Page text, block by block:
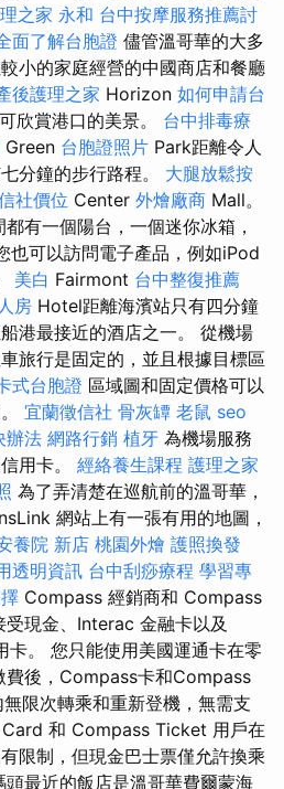
之家 永和 台中按摩服務推薦討
面了解台胞證 儘管溫哥華的大多
小的家庭經營的中國商店和餐廳
後護理之家 Horizo​​n 如何申請台
欣賞港口的美景。 台中排毒療
Green 台胞證照片 Park距離令人
分鐘的步行路程。 大腿放鬆按
社價位 Center 外燴廠商 Mall。
有一個陽台，一個迷你冰箱，
也可以訪問電子產品，例如iPod
美白 Fairmont 台中整復推薦
房 Hotel距離海濱站只有四分鐘
港最接近的酒店之一。 從機場
旅行是固定的，並且根據目標區
式台胞證 區域圖和固定價格可以
宜蘭徵信社 骨灰罈 老鼠 seo
辦法 網路行銷 植牙 為機場服務
用卡。 經絡養生課程 護理之家
為了弄清楚在巡航前的溫哥華，
網站上有一張有用的地圖，
養院 新店 桃園外燴 護照換發
透明資訊 台中刮痧療程 學習專
Compass 經銷商和 Compass
現金、Interac 金融卡以及
。 您只能使用美國運通卡在零
費後，Compass卡和Compass
限次轉乘和重新登機，無需支
和 Compass Ticket 用戶在
限制，但現金巴士票僅允許換乘
最近的飯店是溫哥華費爾蒙海